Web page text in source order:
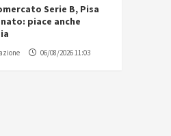
Serie B, Pisa
piace anche
06/08/2026 11:03